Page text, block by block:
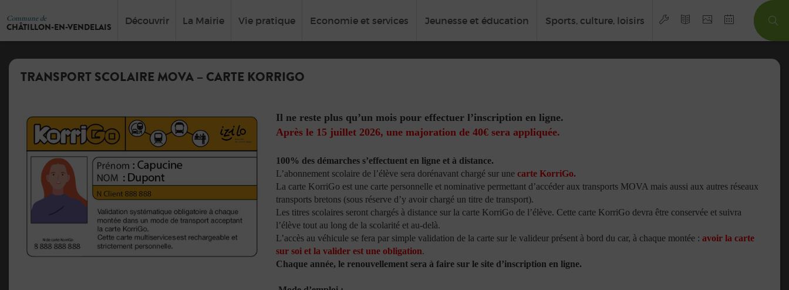
Commune de
CHÂTILLON-EN-VENDELAIS
Découvrir La Mairie Vie pratique Economie et services Jeunesse et éducation Sports, culture, loisirs
TRANSPORT SCOLAIRE MOVA – CARTE KORRIGO
Il ne reste plus qu’un mois pour effectuer l’inscription en ligne.
Après le 15 juillet 2026, une majoration de 40€ sera appliquée.
100% des démarches s’effectuent en ligne et à distance.
L’abonnement scolaire de l’élève sera dorénavant chargé sur unecarte KorriGo.
La carte KorriGo est une carte personnelle et nominative permettant d’accéder aux transports MOVA mais aussi aux autres réseaux
transports bretons (sous réserve d’y avoir chargé un titre de transport).
Les titres scolaires seront chargés à distance sur la carte KorriGo de l’élève. Cette carte KorriGo devra être conservée et suivra
l’élève tout au long de la scolarité et au-delà.
L’accès au véhicule se fera par simple validation de la carte sur le valideur présent à bord du car, à chaque montée : avoir la carte
sur soi et la valider est une obligation.
Chaque année, le renouvellement sera à faire sur le site d’inscription en ligne.